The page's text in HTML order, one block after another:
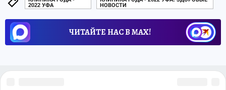
2022 УФА
НОВОСТИ
ЧИТАЙТЕ НАС В МАХ!